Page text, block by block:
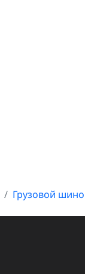
Грузовой